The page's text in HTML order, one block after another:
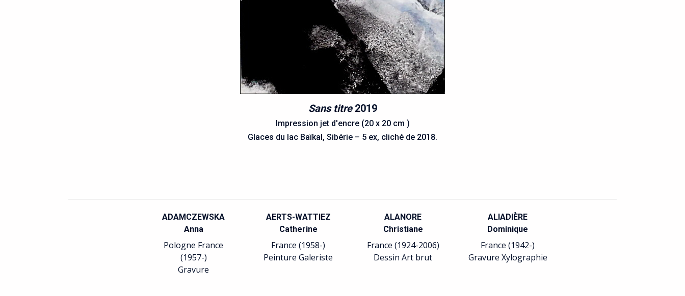
Sans titre2019
Impression jet d'encre (20 x 20 cm )
Glaces du lac Baïkal, Sibérie – 5 ex, cliché de 2018.
ADAMCZEWSKA
Anna
Pologne France
(1957-)
Gravure
AERTS-WATTIEZ
Catherine
France (1958-)
Peinture Galeriste
ALANORE
Christiane
France (1924-2006)
Dessin Art brut
ALIADIÈRE
Dominique
France (1942-)
Gravure Xylographie